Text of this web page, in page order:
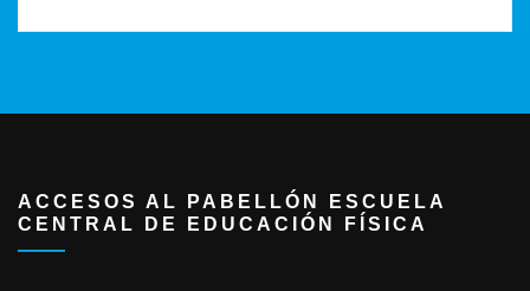
ACCESOS AL PABELLÓN ESCUELA
CENTRAL DE EDUCACIÓN FÍSICA